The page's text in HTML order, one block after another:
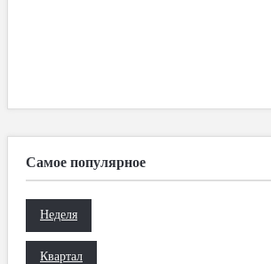
Самое популярное
Неделя
Квартал